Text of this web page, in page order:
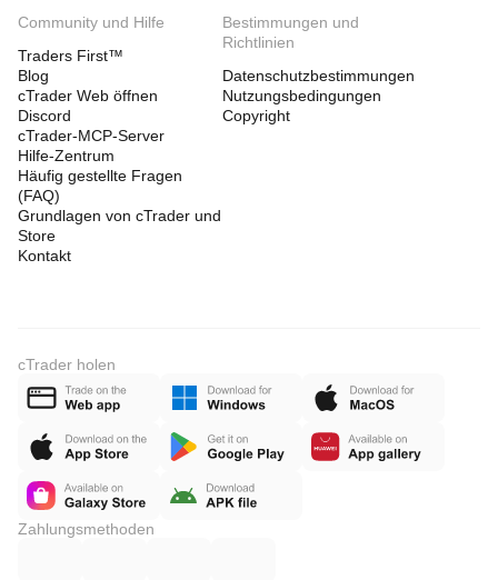
Community und Hilfe
Traders First™
Blog
cTrader Web öffnen
Discord
cTrader-MCP-Server
Hilfe-Zentrum
Häufig gestellte Fragen
(FAQ)
Grundlagen von cTrader und
Store
Kontakt
Bestimmungen und
Richtlinien
Datenschutzbestimmungen
Nutzungsbedingungen
Copyright
cTrader holen
Zahlungsmethoden